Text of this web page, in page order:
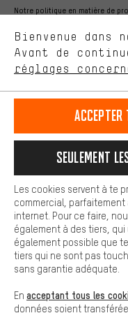
Notre politique en matière de
Langue"
français
RÉSILIER LE
Programme d'affiliation
Conditions
Reprise des batteries
Tous les prix
frais de port
Bienvenue dans
Avant de
réglages
ça nous intéresse.
nous proposons
Plus de confort
est plus confortable.
Nous pouvons
informations utiles.
facilement les bons
facilement aux
Cookies de base
Les cookies de
fonctions de notre
Accepter
Seulement
Les cookies servent à te
commercial,
internet. Pour ce faire,
également à des tiers,
également possible que
tiers qui ne sont pas
sans garantie adéquate.
En acceptant tous les
données soient